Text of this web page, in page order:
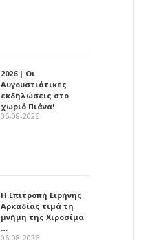
2026 | Οι
Αυγουστιάτικες
εκδηλώσεις στο
χωριό Πιάνα!
06-08-2026
Η Επιτροπή Ειρήνης
Αρκαδίας τιμά τη
μνήμη της Χιροσίμα
…
06-08-2026